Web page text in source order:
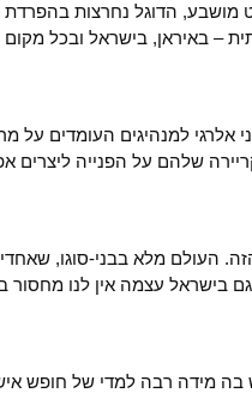
מושבע, הדוגל נחרצות
– באיראן, בישראל ובכל
אלרגי למנהיגים העומדים על
שלהם על הפנייה ליצרים
העולם מלא בבני-סוגו,
בישראל עצמה אין לנו מחסור
בה מידה רבה למדי של חופש